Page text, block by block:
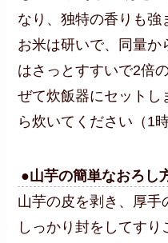
なり、独特の香りも強
お米は研いで、同量
はさっとすすいで2倍
ぜて炊飯器にセットし
ら炊いてください（1
●山芋の簡単なおろし
山芋の皮を剥き、厚手
しっかり封をしてす